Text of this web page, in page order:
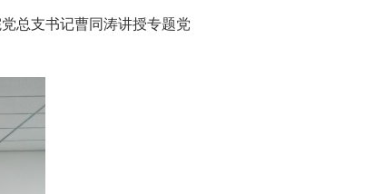
总支书记曹同涛讲授专题党